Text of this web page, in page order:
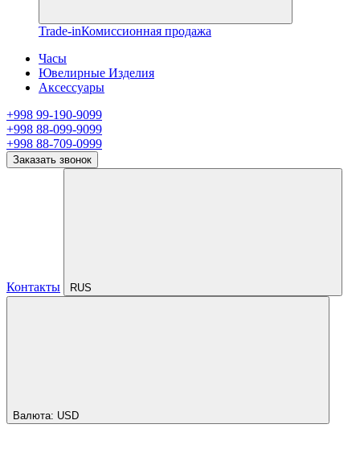
Trade-inКомиссионная продажа
Часы
Ювелирные Изделия
Аксессуары
+998 99-190-9099
+998 88-099-9099
+998 88-709-0999
Заказать звонок
Контакты RUS
Валюта: USD